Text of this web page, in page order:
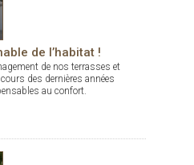
de l’habitat !
de nos terrasses et
des dernières années
au confort.